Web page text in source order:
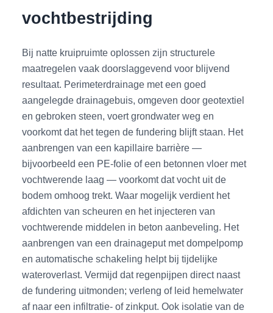
vochtbestrijding
Bij natte kruipruimte oplossen zijn structurele
maatregelen vaak doorslaggevend voor blijvend
resultaat. Perimeterdrainage met een goed
aangelegde drainagebuis, omgeven door geotextiel
en gebroken steen, voert grondwater weg en
voorkomt dat het tegen de fundering blijft staan. Het
aanbrengen van een kapillaire barrière —
bijvoorbeeld een PE-folie of een betonnen vloer met
vochtwerende laag — voorkomt dat vocht uit de
bodem omhoog trekt. Waar mogelijk verdient het
afdichten van scheuren en het injecteren van
vochtwerende middelen in beton aanbeveling. Het
aanbrengen van een drainageput met dompelpomp
en automatische schakeling helpt bij tijdelijke
wateroverlast. Vermijd dat regenpijpen direct naast
de fundering uitmonden; verleng of leid hemelwater
af naar een infiltratie- of zinkput. Ook isolatie van de